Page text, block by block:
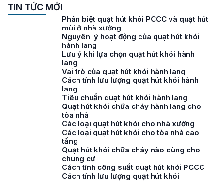
TIN TỨC MỚI
Phân biệt quạt hút khói PCCC và quạt hút
mùi ở nhà xưởng
Nguyên lý hoạt động của quạt hút khói
hành lang
Lưu ý khi lựa chọn quạt hút khói hành
lang
Vai trò của quạt hút khói hành lang
Cách tính lưu lượng quạt hút khói hành
lang
Tiêu chuẩn quạt hút khói hành lang
Quạt hút khói chữa cháy hành lang cho
tòa nhà
Các loại quạt hút khói cho nhà xưởng
Các loại quạt hút khói cho tòa nhà cao
tầng
Quạt hút khói chữa cháy nào dùng cho
chung cư
Cách tính công suất quạt hút khói PCCC
Cách tính lưu lượng quạt hút khói